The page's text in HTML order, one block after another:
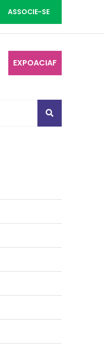
ASSOCIE-SE
EXPOACIAF